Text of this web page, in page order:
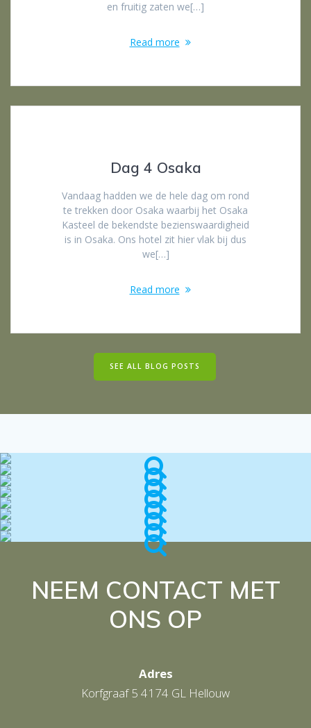
en fruitig zaten we[…]
Read more
Dag 4 Osaka
Vandaag hadden we de hele dag om rond
te trekken door Osaka waarbij het Osaka
Kasteel de bekendste bezienswaardigheid
is in Osaka. Ons hotel zit hier vlak bij dus
we[…]
Read more
SEE ALL BLOG POSTS
NEEM CONTACT MET
ONS OP
Adres
Korfgraaf 5 4174 GL Hellouw